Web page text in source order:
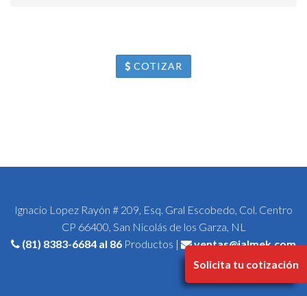
Solicita tu cotización
COTIZAR
Ignacio Lopez Rayón # 209, Esq. Gral Escobedo, Col. Centro
CP 66400, San Nicolás de los Garza, NL
(81) 8383-6684 al 86 Productos | ventas@jalmek.com